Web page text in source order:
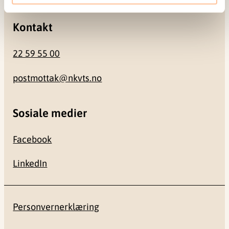
Kontakt
22 59 55 00
postmottak@nkvts.no
Sosiale medier
Facebook
LinkedIn
Personvernerklæring